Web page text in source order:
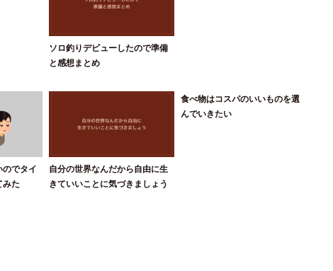
ソロ釣りデビューしたので準備
と感想まとめ
でタイ
みた
自分の世界なんだから自由に生
きていいことに気づきましょう
食べ物はコスパのいいものを選
んでいきたい